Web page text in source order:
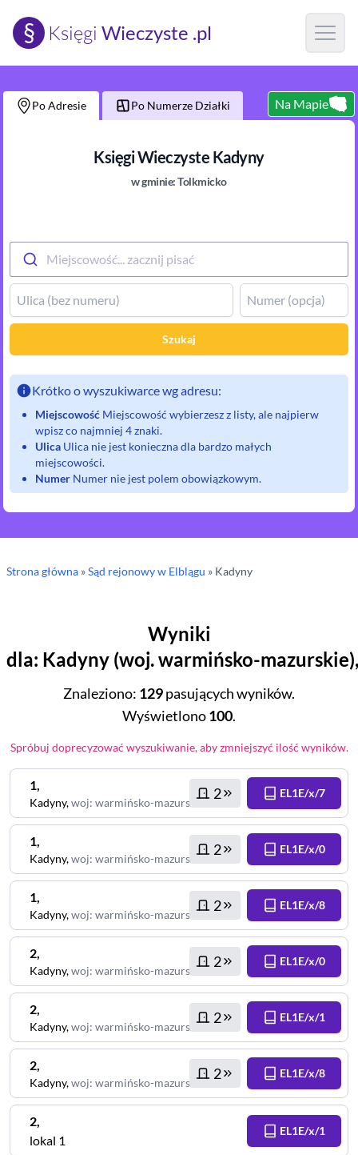
§ Księgi Wieczyste .pl Open
Po Adresie Po Numerze Działki Na Mapie
Księgi Wieczyste Kadyny
w gminie:Tolkmicko
Miejscowość... zacznij pisać
Szukaj
Krótko o wyszukiwarce wg adresu:
Miejscowość Miejscowość wybierzesz z listy, ale najpierw
wpisz co najmniej 4 znaki.
Ulica Ulica nie jest konieczna dla bardzo małych
miejscowości.
Numer Numer nie jest polem obowiązkowym.
Strona główna »Sąd rejonowyw Elblągu » Kadyny
Wyniki
dla: Kadyny (woj.warmińsko-mazurskie),
Znaleziono: 129pasujących wyników.
Wyświetlono100.
Spróbuj doprecyzować wyszukiwanie, aby zmniejszyć ilość wyników.
1,
Kadyny,woj: warmińsko-mazurskie
2 EL1E/x/7
1,
Kadyny,woj: warmińsko-mazurskie
2 EL1E/x/0
1,
Kadyny,woj: warmińsko-mazurskie
2 EL1E/x/8
2,
Kadyny,woj: warmińsko-mazurskie
2 EL1E/x/0
2,
Kadyny,woj: warmińsko-mazurskie
2 EL1E/x/1
2,
Kadyny,woj: warmińsko-mazurskie
2 EL1E/x/8
2,
lokal 1
EL1E/x/1